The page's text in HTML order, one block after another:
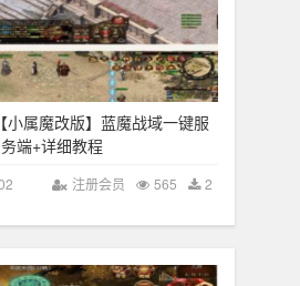
小属魔改版】蓝魔战域一键服
务端+详细教程
2
565
注册会员